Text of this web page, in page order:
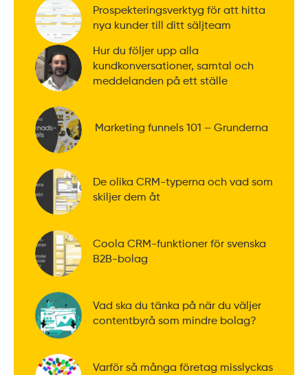
Prospekteringsverktyg för att hitta
nya kunder till ditt säljteam
Hur du följer upp alla
kundkonversationer, samtal och
meddelanden på ett ställe
Marketing funnels 101 – Grunderna
De olika CRM-typerna och vad som
skiljer dem åt
Coola CRM-funktioner för svenska
B2B-bolag
Vad ska du tänka på när du väljer
contentbyrå som mindre bolag?
Varför så många företag misslyckas